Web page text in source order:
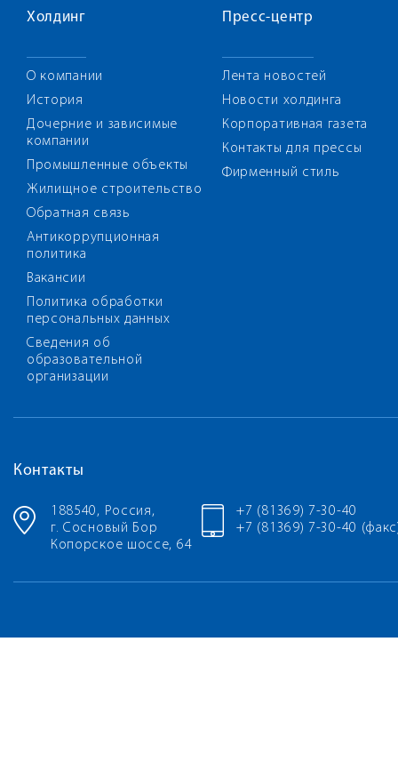
Холдинг
О компании
История
Дочерние и зависимые
компании
Промышленные объекты
Жилищное строительство
Обратная связь
Антикоррупционная
политика
Вакансии
Политика обработки
персональных данных
Сведения об
образовательной
организации
Пресс-центр
Лента новостей
Новости холдинга
Корпоративная газета
Контакты для прессы
Фирменный стиль
Контакты
188540, Россия,
г. Сосновый Бор
Копорское шоссе, 64
+7 (81369) 7-30-40
+7 (81369) 7-30-40